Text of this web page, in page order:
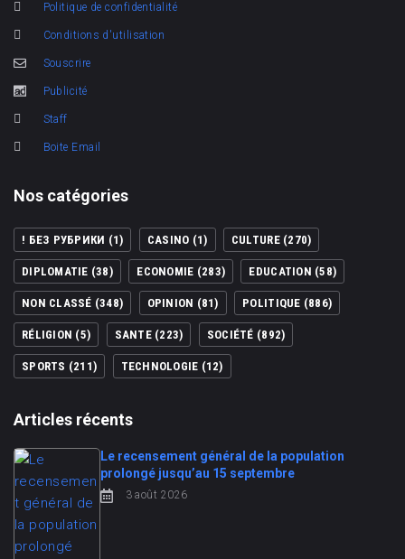
Politique de confidentialité
Conditions d'utilisation
Souscrire
Publicité
Staff
Boite Email
Nos catégories
! БЕЗ РУБРИКИ (1) CASINO (1) CULTURE(270)
DIPLOMATIE (38) ECONOMIE (283) EDUCATION (58)
NON CLASSÉ (348) OPINION (81) POLITIQUE (886)
RÉLIGION (5) SANTE(223) SOCIÉTÉ (892)
SPORTS (211) TECHNOLOGIE (12)
Articles récents
Le recensement général de la population
prolongé jusqu’au 15 septembre
3 août 2026